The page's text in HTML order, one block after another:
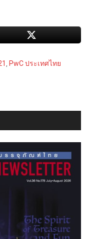
, PwC ประเทศไทย